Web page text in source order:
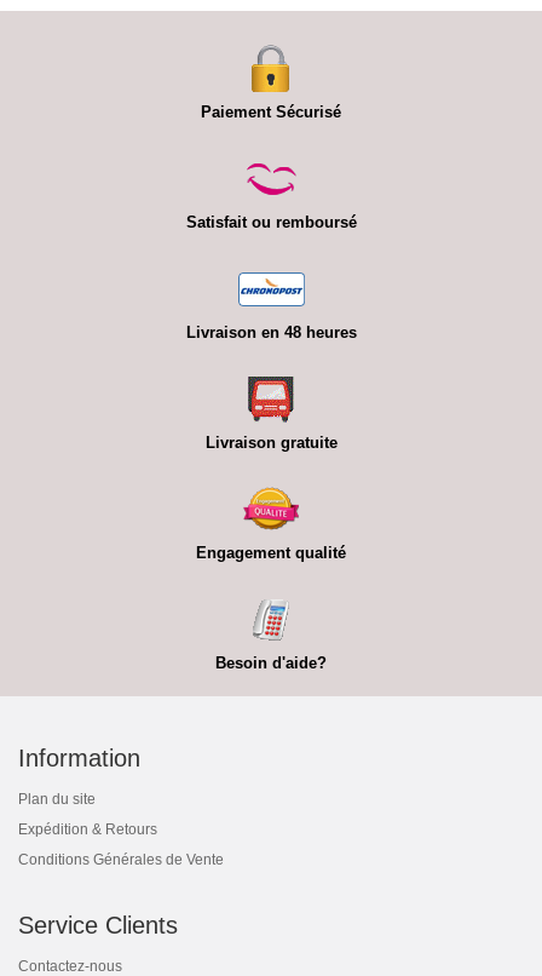
Paiement Sécurisé
Satisfait ou remboursé
Livraison en 48 heures
Livraison gratuite
Engagement qualité
Besoin d'aide?
Information
Plan du site
Expédition & Retours
Conditions Générales de Vente
Service Clients
Contactez-nous